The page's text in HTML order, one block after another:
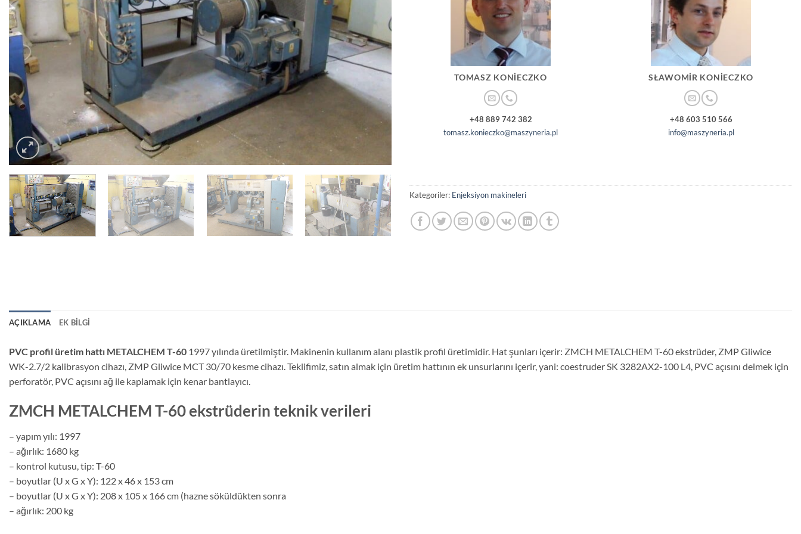
TOMASZ KONIECZKO
+48 889 742 382
tomasz.konieczko@maszyneria.pl
SŁAWOMIR KONIECZKO
+48 603 510 566
info@maszyneria.pl
Kategoriler: Enjeksiyon makineleri
AÇIKLAMA EK BILGI
PVC profil üretim hattı METALCHEM T-60 1997 yılında üretilmiştir. Makinenin kullanım alanı plastik profil üretimidir. Hat şunları içerir: ZMCH METALCHEM T-60 ekstrüder, ZMP Gliwice
WK-2.7/2 kalibrasyon cihazı, ZMP Gliwice MCT 30/70 kesme cihazı. Teklifimiz, satın almak için üretim hattının ek unsurlarını içerir, yani: coestruder SK 3282AX2-100 L4, PVC açısını delmek için
perforatör, PVC açısını ağ ile kaplamak için kenar bantlayıcı.
ZMCH METALCHEM T-60 ekstrüderin teknik verileri
– yapım yılı: 1997
– ağırlık: 1680 kg
– kontrol kutusu, tip: T-60
– boyutlar (U x G x Y): 122 x 46 x 153 cm
– boyutlar (U x G x Y): 208 x 105 x 166 cm (hazne söküldükten sonra
– ağırlık: 200 kg